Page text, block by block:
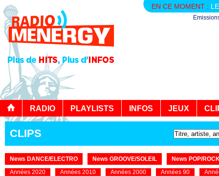
EN CE MOMENT :
RADIO PLAYLISTS INFOS JEUX
CLIPS
News DANCE/ELECTRO News GROOVE/SOLEIL
News POP/
Années 2020
Années 2010 Années 2000 Années 90